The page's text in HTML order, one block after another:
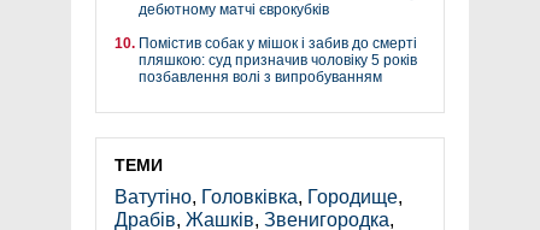
дебютному матчі єврокубків
Помістив собак у мішок і забив до смерті
пляшкою: суд призначив чоловіку 5 років
позбавлення волі з випробуванням
ТЕМИ
Ватутіно, Головківка, Городище,
Драбів, Жашків, Звенигородка,